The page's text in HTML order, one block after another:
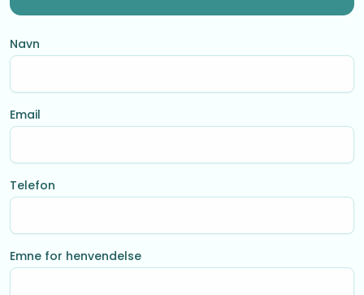
Navn
Email
Telefon
Emne for henvendelse